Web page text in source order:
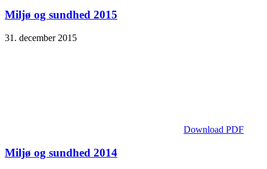
Miljø og sundhed 2015
31. december 2015
Download PDF
Miljø og sundhed 2014